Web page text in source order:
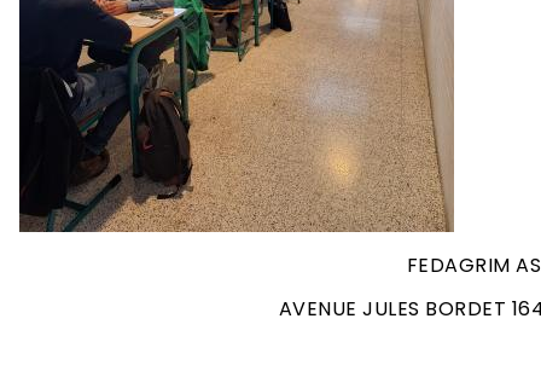
FEDAGRIM
AVENUE JULES BORDET